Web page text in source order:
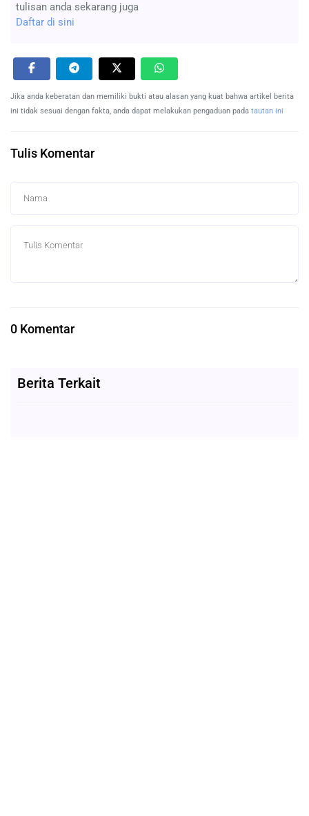
tulisan anda sekarang juga
Daftar di sini
Jika anda keberatan dan memiliki bukti atau alasan yang kuat bahwa artikel berita
ini tidak sesuai dengan fakta, anda dapat melakukan pengaduan pada tautan ini
Tulis Komentar
0 Komentar
Berita Terkait